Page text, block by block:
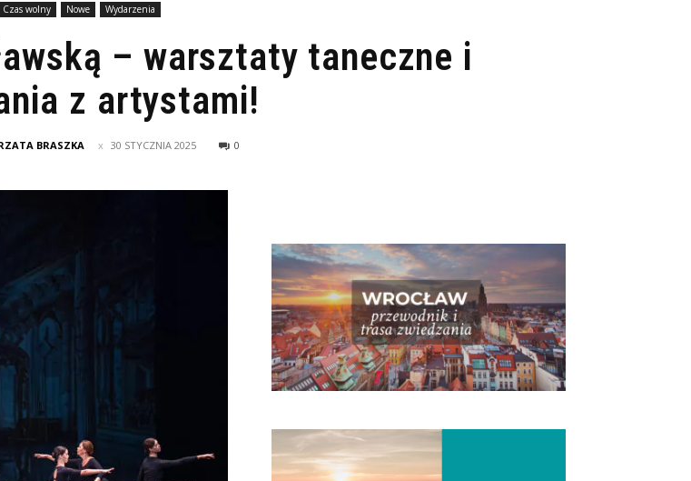
Czas wolny Nowe Wydarzenia
– warsztaty taneczne i
z artystami!
BRASZKA 30 STYCZNIA 2025 0